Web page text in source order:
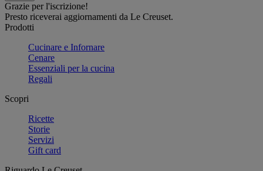
Grazie per l'iscrizione!
Presto riceverai aggiornamenti da Le Creuset.
Prodotti
Cucinare e Infornare
Cenare
Essenziali per la cucina
Regali
Scopri
Ricette
Storie
Servizi
Gift card